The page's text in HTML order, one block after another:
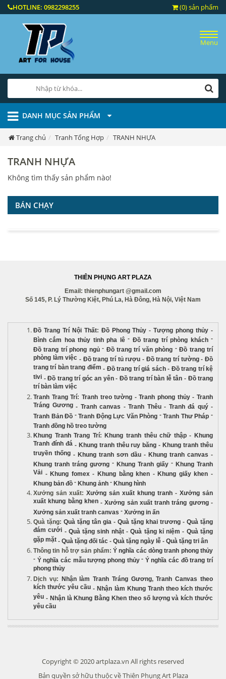
HOTLINE: 0982298255 (0) sản phẩm
Menu
DANH MỤC SẢN PHẨM
Trang chủ Tranh Tổng Hợp TRANH NHỰA
TRANH NHỰA
Không tìm thấy sản phẩm nào!
BÁN CHẠY
THIÊN PHỤNG ART PLAZA
Email: thienphungart @gmail.com
Số 145, P. Lý Thường Kiệt, Phú La, Hà Đông, Hà Nội, Việt Nam
Đồ Trang Trí Nội Thất: Đồ Phong Thủy -Tượng phong thủy -
Bình cắm hoa thủy tinh pha lê- Đồ trang trí phòng khách-
Đồ trang trí phong ngủ- Đồ trang trí văn phòng -Đồ trang trí
phòng làm việc - Đồ trang trí tủ rượu - Đồ trang trí tường-Đồ
trang trí bàn trang điểm - Đồ trang trí giá sách- Đồ trang trí kệ
tivi -Đồ trang trí góc an yên- Đồ trang trí bàn lễ tân - Đồ trang
trí bàn làm việc
Tranh Trang Trí: Tranh treo tường -Tranh phong thủy-Tranh
Tráng Gương- Tranh canvas - Tranh Thêu- Tranh đá quý-
Tranh Bản Đồ -Tranh Động Lực Văn Phòng -Tranh Thư Pháp -
Tranh đồng hồ treo tường
Khung Tranh Trang Trí: Khung tranh thêu chữ thập- Khung
Tranh đính đá- Khung tranh thêu ruy băng - Khung tranh thêu
truyền thống - Khung tranh sơn dầu - Khung tranh canvas -
Khung tranh tráng gương - Khung Tranh giấy - Khung Tranh
Vải - Khung fomex- Khung bằng khen - Khung giấy khen -
Khung bản đồ - Khung ảnh - Khung hình
Xưởng sản xuất: Xưởng sản xuất khung tranh - Xưởng sản
xuất khung bằng khen-Xưởng sản xuất tranh tráng gương-
Xưởng sản xuất tranh canvas - Xưởng in ấn
Quà tặng: Quà tặng tân gia - Quà tặng khai trương - Quà tặng
đám cưới - Quà tặng sinh nhật-Quà tặng kỉ niệm - Quà tặng
gặp mặt - Quà tặng đối tác - Quà tặng ngày lễ - Quà tặng tri ân
Thông tin hỗ trợ sản phẩm:Ý nghĩa các dòng tranh phong thủy
- Ý nghĩa các mẫu tượng phong thủy- Ý nghĩa các đồ trang trí
phong thủy
Dịch vụ: Nhận làm Tranh Tráng Gương,Tranh Canvas theo
kích thước yêu cầu - Nhận làm Khung Tranh theo kích thước
yêu - Nhận là Khung Bằng Khen theo số lượng và kích thước
yêu cầu
Copyright © 2020 artplaza.vn All rights reserved
Bản quyền sở hữu thuộc về Thiên Phụng Art Plaza